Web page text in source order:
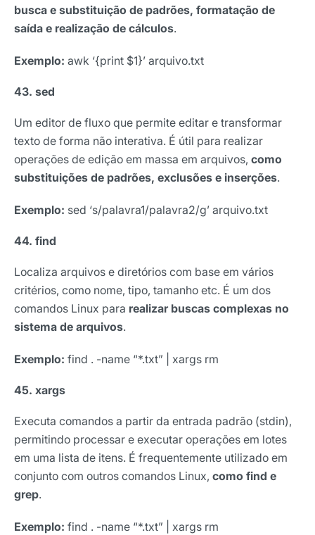
busca e substituição de padrões, formatação de
saída e realização de cálculos.
Exemplo: awk ‘{print $1}’ arquivo.txt
43. sed
Um editor de fluxo que permite editar e transformar
texto de forma não interativa. É útil para realizar
operações de edição em massa em arquivos, como
substituições de padrões, exclusões e inserções.
Exemplo: sed ‘s/palavra1/palavra2/g’ arquivo.txt
44. find
Localiza arquivos e diretórios com base em vários
critérios, como nome, tipo, tamanho etc. É um dos
comandos Linux para realizar buscas complexas no
sistema de arquivos.
Exemplo: find . -name “*.txt” | xargs rm
45. xargs
Executa comandos a partir da entrada padrão (stdin),
permitindo processar e executar operações em lotes
em uma lista de itens. É frequentemente utilizado em
conjunto com outros comandos Linux, como find e
grep.
Exemplo: find . -name “*.txt” | xargs rm